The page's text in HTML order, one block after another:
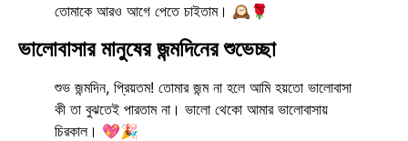
তোমাকে আরও আগে পেতে চাইতাম। 🕰️🌹
ভালোবাসার মানুষের জন্মদিনের শুভেচ্ছা
শুভ জন্মদিন, প্রিয়তম! তোমার জন্ম না হলে আমি হয়তো ভালোবাসা
কী তা বুঝতেই পারতাম না। ভালো থেকো আমার ভালোবাসায়
চিরকাল। 💖🎉